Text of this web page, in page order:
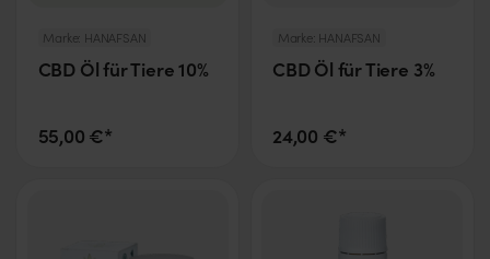
Marke: HANAFSAN
CBD Öl für Tiere 10%
55,00 €*
Marke: HANAFSAN
CBD Öl für Tiere 3%
24,00 €*